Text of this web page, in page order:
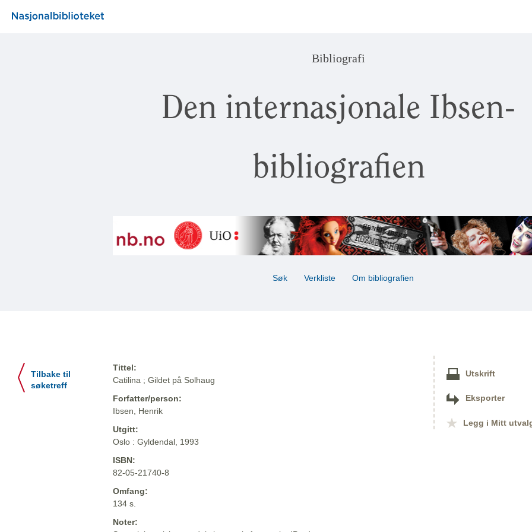
Bibliografi
Den internasjonale Ibsen-
bibliografien
Søk Verkliste Om bibliografien
Tilbake til
søketreff
Tittel:
Catilina ; Gildet på Solhaug
Forfatter/person:
Ibsen, Henrik
Utgitt:
Oslo : Gyldendal, 1993
ISBN:
82-05-21740-8
Omfang:
134 s.
Noter:
Utskrift
Eksporter
Legg i Mitt